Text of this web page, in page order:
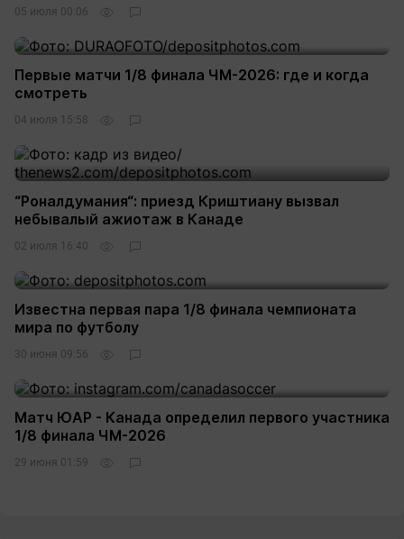
05 июля 00:06
Первые матчи 1/8 финала ЧМ-2026: где и когда
смотреть
04 июля 15:58
“Роналдумания“: приезд Криштиану вызвал
небывалый ажиотаж в Канаде
02 июля 16:40
Известна первая пара 1/8 финала чемпионата
мира по футболу
30 июня 09:56
Матч ЮАР - Канада определил первого участника
1/8 финала ЧМ-2026
29 июня 01:59